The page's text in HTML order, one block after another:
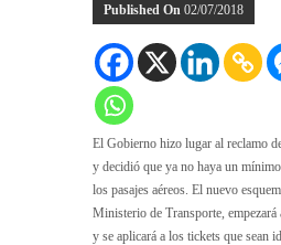
Published On 02/07/2018
El Gobierno hizo lugar al reclamo
y decidió que ya no haya un
los pasajes aéreos. El nuevo
Ministerio de Transporte, empezará
y se aplicará a los tickets que sean